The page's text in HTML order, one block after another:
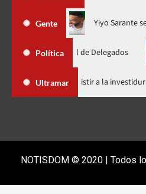
Gente
ahora en nuevo horario
Política
de Delegados
Ultramar
Abinader llega a Cali para
NOTISDOM © 2020 | Todos